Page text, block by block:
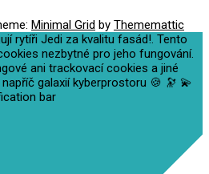
Minimal Grid by Thememattic
rytíři Jedi za kvalitu fasád!. Tento
nezbytné pro jeho fungování.
ani trackovací cookies a jiné
galaxií kyberprostoru 🍪 🔭 💫
bar